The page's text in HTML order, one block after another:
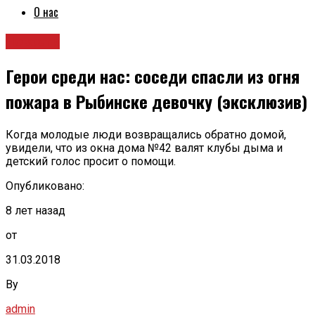
О нас
Герои среди нас: соседи спасли из огня
пожара в Рыбинске девочку (эксклюзив)
Когда молодые люди возвращались обратно домой,
увидели, что из окна дома №42 валят клубы дыма и
детский голос просит о помощи.
Опубликовано:
8 лет назад
от
31.03.2018
By
admin